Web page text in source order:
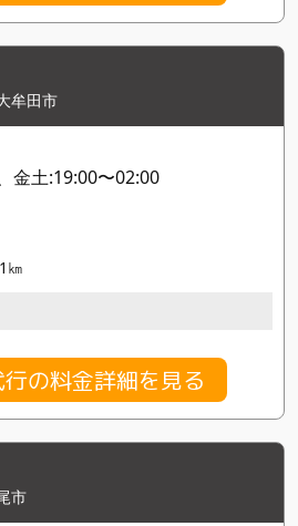
牟田市
金土:19:00〜02:00
㎞
の料金詳細を見る
市